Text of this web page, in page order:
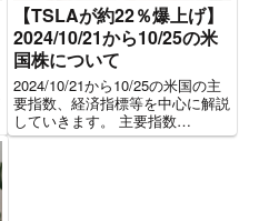
【TSLAが約22％爆上げ】
2024/10/21から10/25の米
国株について
2024/10/21から10/25の米国の主
要指数、経済指標等を中心に解説
していきます。 主要指数
2024/10/21から10/25の1週間のパ